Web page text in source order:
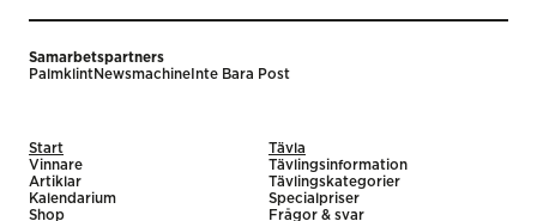
Samarbetspartners
PalmklintNewsmachine Inte Bara Post
Start
Vinnare
Artiklar
Kalendarium
Shop
Tävla
Tävlingsinformation
Tävlingskategorier
Specialpriser
Frågor & svar